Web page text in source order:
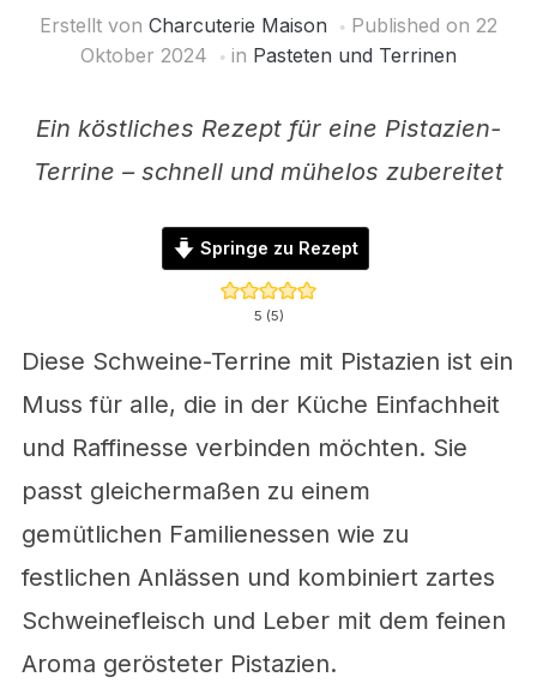
Erstellt von Charcuterie Maison Published on 22
Oktober 2024
in Pasteten und Terrinen
Ein köstliches Rezept für eine Pistazien-
Terrine – schnell und mühelos zubereitet
Springe zu Rezept
5 (5)
Diese Schweine-Terrine mit Pistazien ist ein
Muss für alle, die in der Küche Einfachheit
und Raffinesse verbinden möchten. Sie
passt gleichermaßen zu einem
gemütlichen Familienessen wie zu
festlichen Anlässen und kombiniert zartes
Schweinefleisch und Leber mit dem feinen
Aroma gerösteter Pistazien.